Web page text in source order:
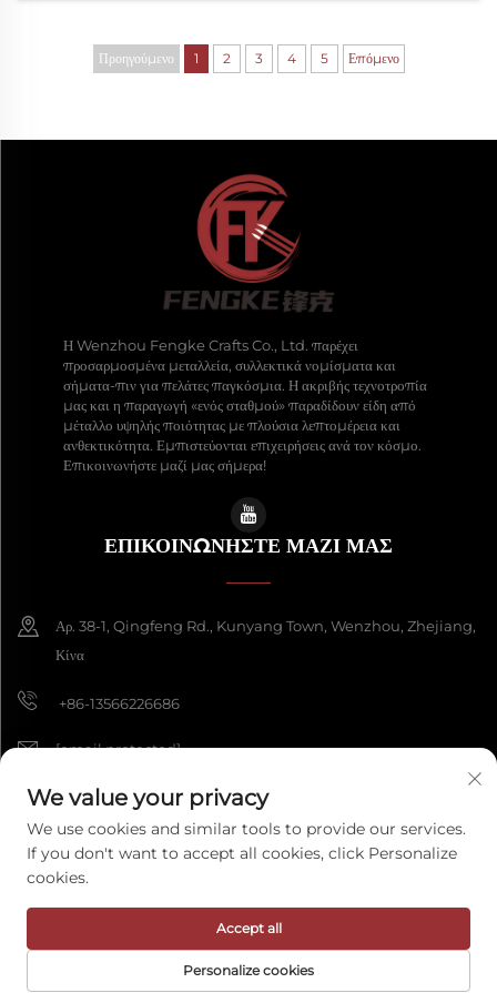
Προηγούμενο 1 2 3 4 5 Επόμενο
Η Wenzhou Fengke Crafts Co., Ltd. παρέχει
προσαρμοσμένα μεταλλεία, συλλεκτικά νομίσματα και
σήματα-πιν για πελάτες παγκόσμια. Η ακριβής τεχνοτροπία
μας και η παραγωγή «ενός σταθμού» παραδίδουν είδη από
μέταλλο υψηλής ποιότητας με πλούσια λεπτομέρεια και
ανθεκτικότητα. Εμπιστεύονται επιχειρήσεις ανά τον κόσμο.
Επικοινωνήστε μαζί μας σήμερα!
ΕΠΙΚΟΙΝΩΝΗΣΤΕ ΜΑΖΙ ΜΑΣ
Αρ. 38-1, Qingfeng Rd., Kunyang Town, Wenzhou, Zhejiang,
Κίνα
+86-13566226686
[email protected]
Πνευματικά δικαιώματα © 2026 Wenzhou Fengke Crafts Co., Ltd. Με
επιφύλαξη παντός δικαιώματος. Πολιτική Απορρήτου
We value your privacy
We use cookies and similar tools to provide our services.
If you don't want to accept all cookies, click Personalize
cookies.
Personalize cookies
Accept all